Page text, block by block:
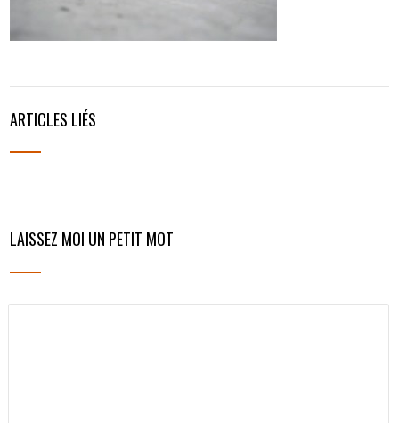
ARTICLES LIÉS
LAISSEZ MOI UN PETIT MOT